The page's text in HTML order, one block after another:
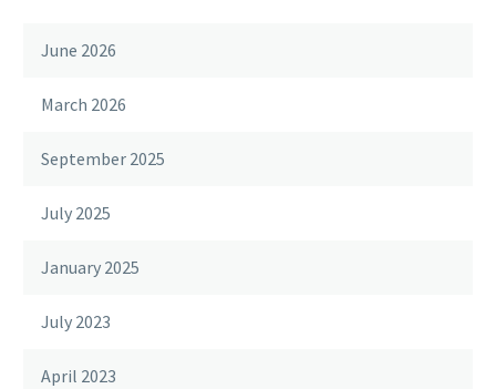
June 2026
March 2026
September 2025
July 2025
January 2025
July 2023
April 2023